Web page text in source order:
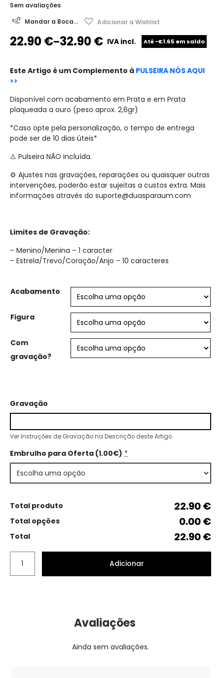
Sem avaliações
Mandar a Boca...
Adicionar a Wishlist
22.90€–32.90€ IVA incl. Até -€1.65 em saldo
Este Artigo é um Complemento à PULSEIRA NÓS AQUI
>>
Disponível com acabamento em Prata e em Prata
plaqueada a ouro (peso aprox. 2,6gr)
*Caso opte pela personalização, o tempo de entrega
pode ser de 10 dias úteis*
⚠️ Pulseira NÃO incluída.
⚙️ Ajustes nas gravações, reparações ou quaisquer outras
intervenções, poderão estar sujeitas a custos extra. Mais
informações através do suporte@duasparaum.com
Limites de Gravação:
– Menino/Menina – 1 caracter
– Estrela/Trevo/Coração/Anjo – 10 caracteres
Acabamento
Figura
Com
gravação?
Gravação
Ver Instruções de Gravação na Descrição deste Artigo.
Embrulho para Oferta (1.00€) *
Total produto 22.90 €
Total opções 0.00 €
Total 22.90 €
Adicionar
Avaliações
Ainda sem avaliações.